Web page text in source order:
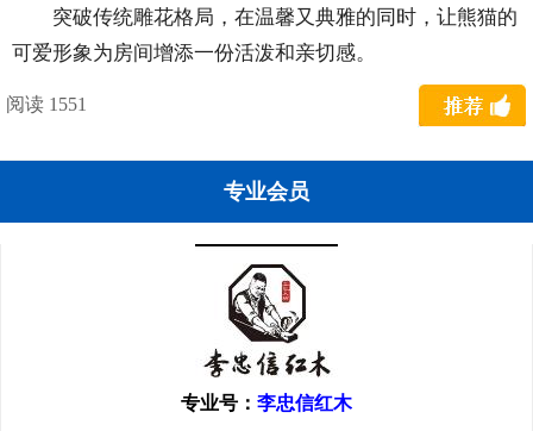
突破传统雕花格局，在温馨又典雅的同时，让熊猫的
可爱形象为房间增添一份活泼和亲切感。
阅读 1551
专业会员
专业号： 李忠信红木